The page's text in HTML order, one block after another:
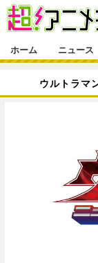
ニュース
映画
グッズ
声優
インタビ
ラキりす
連載マンガ
番組・動画
動画
連載・ブロ
ホーム ニュース
ウルトラマ